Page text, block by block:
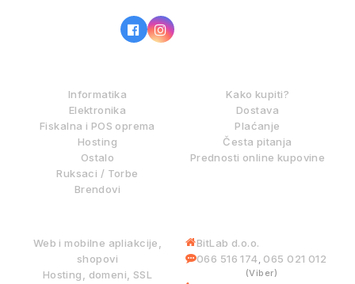
Informatika
Elektronika
Fiskalna i POS oprema
Hosting
Ostalo
Ruksaci / Torbe
Brendovi
Kako kupiti?
Dostava
Plaćanje
Česta pitanja
Prednosti online kupovine
Web i mobilne apliakcije,
shopovi
Hosting, domeni, SSL
BitLab d.o.o.
066 516 174, 065 021 012
(Viber)